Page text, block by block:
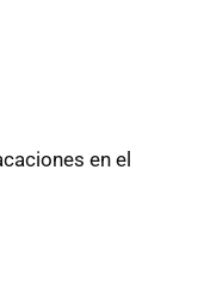
en el